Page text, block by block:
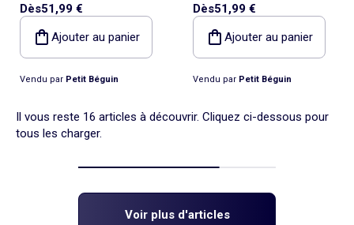
sherpa avec capuche Gustin
Dès51,99 €
Ajouter au panier
Vendu par Petit Béguin
imperméable doublé sherpa
avec capuche Oscar
Dès51,99 €
Ajouter au panier
Vendu par Petit Béguin
Il vous reste 16 articles à découvrir. Cliquez ci-dessous pour
tous les charger.
Voir plus d'articles